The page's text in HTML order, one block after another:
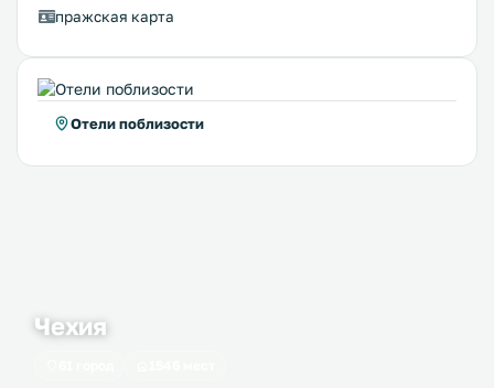
пражская карта
Отели поблизости
Чехия